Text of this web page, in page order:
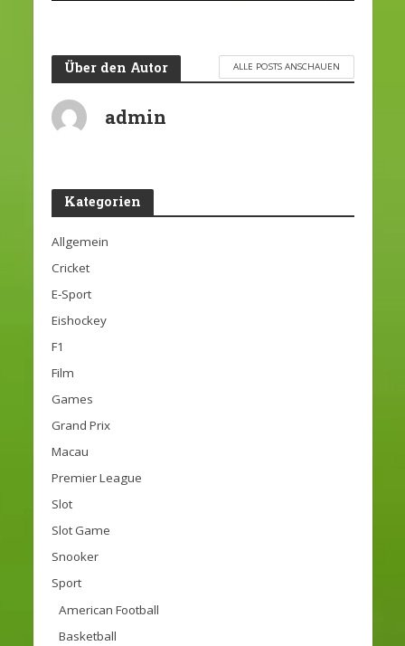
Über den Autor ALLE POSTS ANSCHAUEN
admin
Kategorien
Allgemein
Cricket
E-Sport
Eishockey
F1
Film
Games
Grand Prix
Macau
Premier League
Slot
Slot Game
Snooker
Sport
American Football
Basketball